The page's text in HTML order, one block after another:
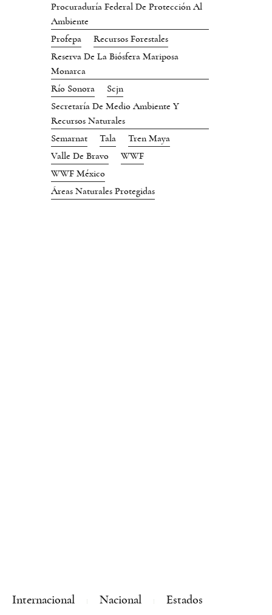
Procuraduría Federal De Protección Al
Ambiente
Profepa
Recursos Forestales
Reserva De La Biósfera Mariposa
Monarca
Río Sonora
Scjn
Secretaría De Medio Ambiente Y
Recursos Naturales
Semarnat
Tala
Tren Maya
Valle De Bravo
WWF
WWF México
Áreas Naturales Protegidas
Internacional Nacional Estados